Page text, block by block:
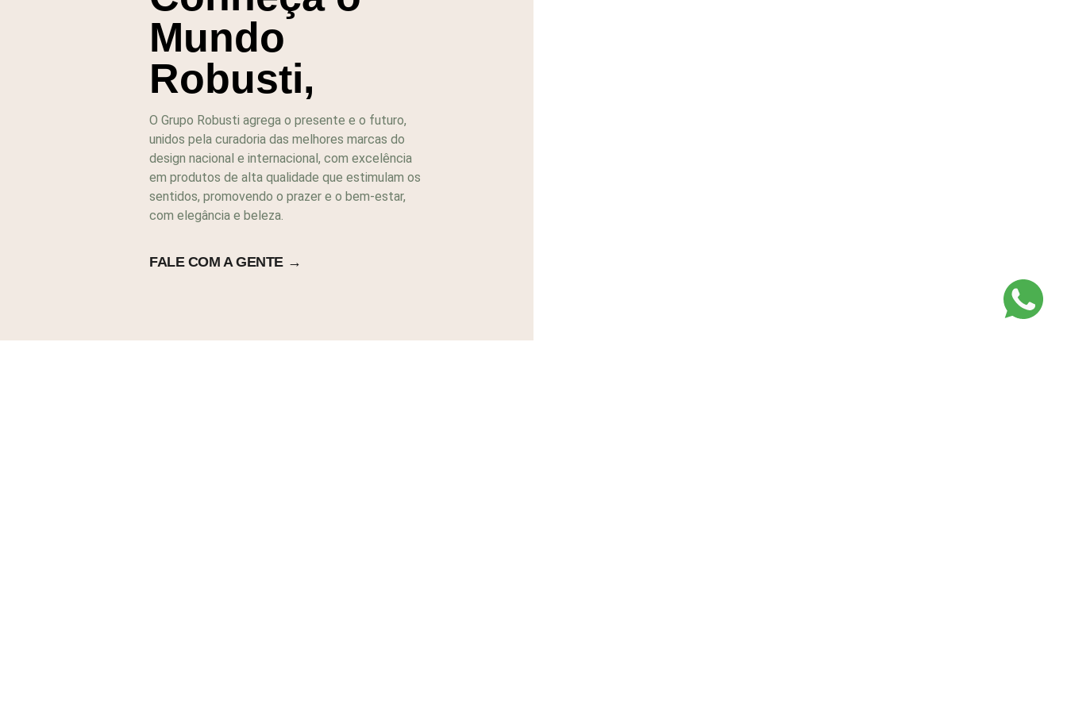
Mundo
Robusti,
O Grupo Robusti agrega o presente e o futuro,
unidos pela curadoria das melhores marcas do
design nacional e internacional, com excelência
em produtos de alta qualidade que estimulam os
sentidos, promovendo o prazer e o bem-estar,
com elegância e beleza.
FALE COM A GENTE →